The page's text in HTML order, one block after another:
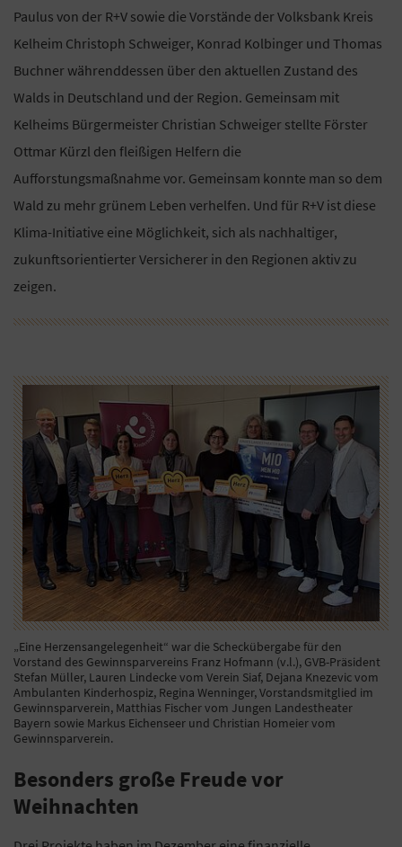
Paulus von der R+V sowie die Vorstände der Volksbank Kreis
Kelheim Christoph Schweiger, Konrad Kolbinger und Thomas
Buchner währenddessen über den aktuellen Zustand des
Walds in Deutschland und der Region. Gemeinsam mit
Kelheims Bürgermeister Christian Schweiger stellte Förster
Ottmar Kürzl den fleißigen Helfern die
Aufforstungsmaßnahme vor. Gemeinsam konnte man so dem
Wald zu mehr grünem Leben verhelfen. Und für R+V ist diese
Klima-Initiative eine Möglichkeit, sich als nachhaltiger,
zukunftsorientierter Versicherer in den Regionen aktiv zu
zeigen.
„Eine Herzensangelegenheit“ war die Scheckübergabe für den
Vorstand des Gewinnsparvereins Franz Hofmann (v.l.), GVB-Präsident
Stefan Müller, Lauren Lindecke vom Verein Siaf, Dejana Knezevic vom
Ambulanten Kinderhospiz, Regina Wenninger, Vorstandsmitglied im
Gewinnsparverein, Matthias Fischer vom Jungen Landestheater
Bayern sowie Markus Eichenseer und Christian Homeier vom
Gewinnsparverein.
Besonders große Freude vor
Weihnachten